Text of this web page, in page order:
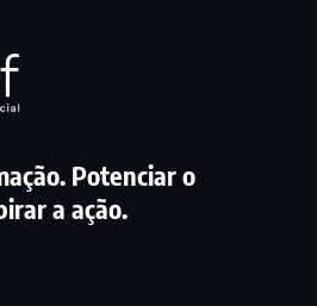
Potenciar o
a ação.